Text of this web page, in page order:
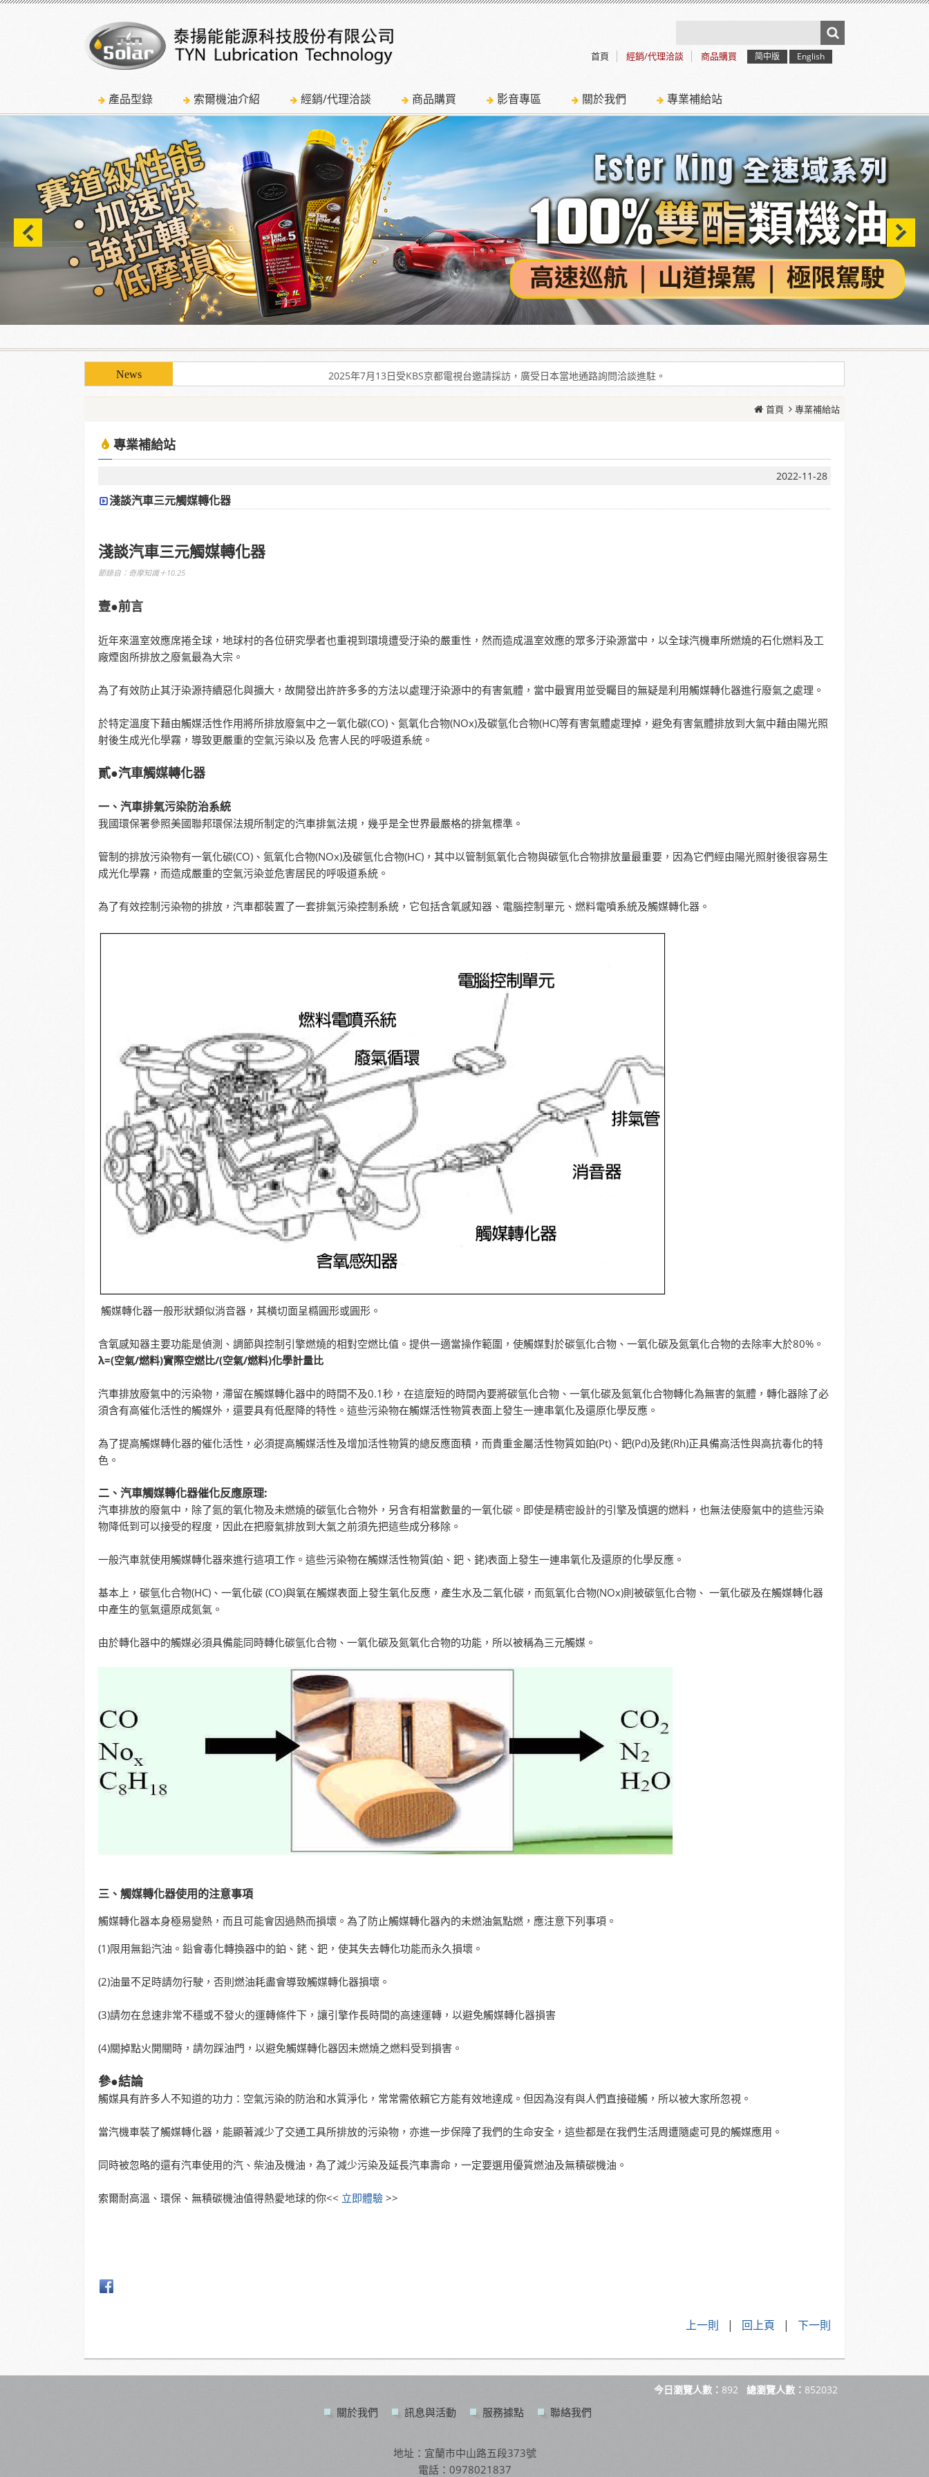
首頁 經銷/代理洽談 商品購買 简中版 English
產品型錄 索爾機油介紹 經銷/代理洽談 商品購買 影音專區 關於我們 專業補給站
使用「泰揚能 Solar 索爾機油」可有效解決車輛經年使用後產生引擎積碳、缸壓下降、扭力減低、油耗增加等現象
2025年7月13日受KBS京都電視台邀請採訪，廣受日本當地通路詢問洽談進駐。
使用「泰揚能 Solar 索爾機油」可有效解決車輛經年使用後產生引擎積碳、缸壓下降、扭力減低、油耗增加等現象
首頁 專業補給站
專業補給站
2022-11-28
淺談汽車三元觸媒轉化器
淺談汽車三元觸媒轉化器
節錄自：奇摩知識＋10.25
壹●前言
近年來溫室效應席捲全球，地球村的各位研究學者也重視到環境遭受汙染的嚴重性，然而造成溫室效應的眾多汙染源當中，以全球汽機車所燃燒的石化燃料及工
廠煙囪所排放之廢氣最為大宗。
為了有效防止其汙染源持續惡化與擴大，故開發出許許多多的方法以處理汙染源中的有害氣體，當中最實用並受矚目的無疑是利用觸媒轉化器進行廢氣之處理。
於特定溫度下藉由觸媒活性作用將所排放廢氣中之一氧化碳(CO)、氮氧化合物(NOx)及碳氫化合物(HC)等有害氣體處理掉，避免有害氣體排放到大氣中藉由陽光照
射後生成光化學霧，導致更嚴重的空氣污染以及 危害人民的呼吸道系統。
貳●汽車觸媒轉化器
一、汽車排氣污染防治系統
我國環保署參照美國聯邦環保法規所制定的汽車排氣法規，幾乎是全世界最嚴格的排氣標準。
管制的排放污染物有一氧化碳(CO)、氮氧化合物(NOx)及碳氫化合物(HC)，其中以管制氮氧化合物與碳氫化合物排放量最重要，因為它們經由陽光照射後很容易生
成光化學霧，而造成嚴重的空氣污染並危害居民的呼吸道系統。
為了有效控制污染物的排放，汽車都裝置了一套排氣污染控制系統，它包括含氧感知器、電腦控制單元、燃料電噴系統及觸媒轉化器。
觸媒轉化器一般形狀類似消音器，其橫切面呈橢圓形或圓形。
含氧感知器主要功能是偵測、調節與控制引擎燃燒的相對空燃比值。提供一適當操作範圍，使觸媒對於碳氫化合物、一氧化碳及氮氧化合物的去除率大於80%。
λ=(空氣/燃料)實際空燃比/(空氣/燃料)化學計量比
汽車排放廢氣中的污染物，滯留在觸媒轉化器中的時間不及0.1秒，在這麼短的時間內要將碳氫化合物、一氧化碳及氮氧化合物轉化為無害的氣體，轉化器除了必
須含有高催化活性的觸媒外，還要具有低壓降的特性。這些污染物在觸媒活性物質表面上發生一連串氧化及還原化學反應。
為了提高觸媒轉化器的催化活性，必須提高觸媒活性及增加活性物質的總反應面積，而貴重金屬活性物質如鉑(Pt)、鈀(Pd)及銠(Rh)正具備高活性與高抗毒化的特
色。
二、汽車觸媒轉化器催化反應原理:
汽車排放的廢氣中，除了氮的氧化物及未燃燒的碳氫化合物外，另含有相當數量的一氧化碳。即使是精密設計的引擎及慎選的燃料，也無法使廢氣中的這些污染
物降低到可以接受的程度，因此在把廢氣排放到大氣之前須先把這些成分移除。
一般汽車就使用觸媒轉化器來進行這項工作。這些污染物在觸媒活性物質(鉑、鈀、銠)表面上發生一連串氧化及還原的化學反應。
基本上，碳氫化合物(HC)、一氧化碳 (CO)與氧在觸媒表面上發生氧化反應，產生水及二氧化碳，而氮氧化合物(NOx)則被碳氫化合物、 一氧化碳及在觸媒轉化器
中產生的氫氣還原成氮氣。
由於轉化器中的觸媒必須具備能同時轉化碳氫化合物、一氧化碳及氮氧化合物的功能，所以被稱為三元觸媒。
三、觸媒轉化器使用的注意事項
觸媒轉化器本身極易變熱，而且可能會因過熱而損壞。為了防止觸媒轉化器內的未燃油氣點燃，應注意下列事項。
(1)限用無鉛汽油。鉛會毒化轉換器中的鉑、銠、鈀，使其失去轉化功能而永久損壞。
(2)油量不足時請勿行駛，否則燃油耗盡會導致觸媒轉化器損壞。
(3)請勿在怠速非常不穩或不發火的運轉條件下，讓引擎作長時間的高速運轉，以避免觸媒轉化器損害
(4)關掉點火開關時，請勿踩油門，以避免觸媒轉化器因未燃燒之燃料受到損害。
參●結論
觸媒具有許多人不知道的功力：空氣污染的防治和水質淨化，常常需依賴它方能有效地達成。但因為沒有與人們直接碰觸，所以被大家所忽視。
當汽機車裝了觸媒轉化器，能顯著減少了交通工具所排放的污染物，亦進一步保障了我們的生命安全，這些都是在我們生活周遭隨處可見的觸媒應用。
同時被忽略的還有汽車使用的汽、柴油及機油，為了減少污染及延長汽車壽命，一定要選用優質燃油及無積碳機油。
索爾耐高溫、環保、無積碳機油值得熱愛地球的你<< 立即體驗 >>
上一則 | 回上頁 | 下一則
今日瀏覽人數： 892 總瀏覽人數： 852032
關於我們 訊息與活動 服務據點 聯絡我們
地址：宜蘭市中山路五段373號
電話：0978021837